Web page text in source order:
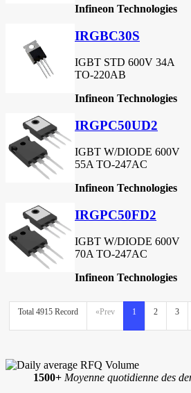
Infineon Technologies
IRGBC30S
IGBT STD 600V 34A
TO-220AB
Infineon Technologies
IRGPC50UD2
IGBT W/DIODE 600V
55A TO-247AC
Infineon Technologies
IRGPC50FD2
IGBT W/DIODE 600V
70A TO-247AC
Infineon Technologies
Total 4915 Record «Prev 1 2 3
1500+ Moyenne quotidienne des